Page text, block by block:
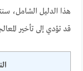
هذا الدليل الشامل،
قد تؤدي إلى تأخير